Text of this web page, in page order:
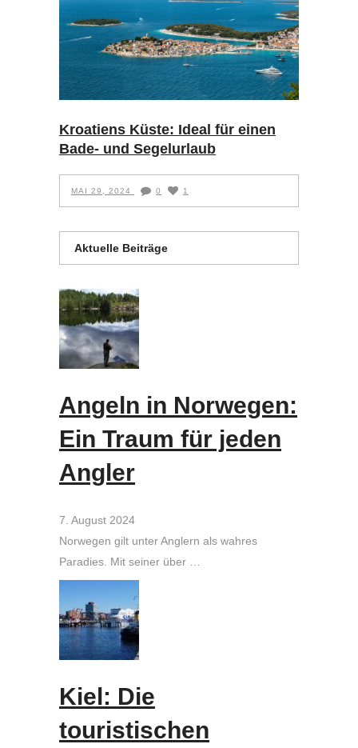
Kroatiens Küste: Ideal für einen
Bade- und Segelurlaub
MAI 29, 2024 0 1
Aktuelle Beiträge
Angeln in Norwegen:
Ein Traum für jeden
Angler
7. August 2024
Norwegen gilt unter Anglern als wahres
Paradies. Mit seiner über …
Kiel: Die
touristischen